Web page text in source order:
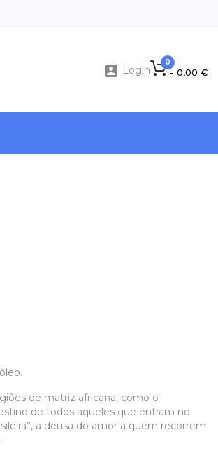
0
- 0,00 €
 Login
de matriz africana, como o
de todos aqueles que entram no
a deusa do amor a quem recorrem